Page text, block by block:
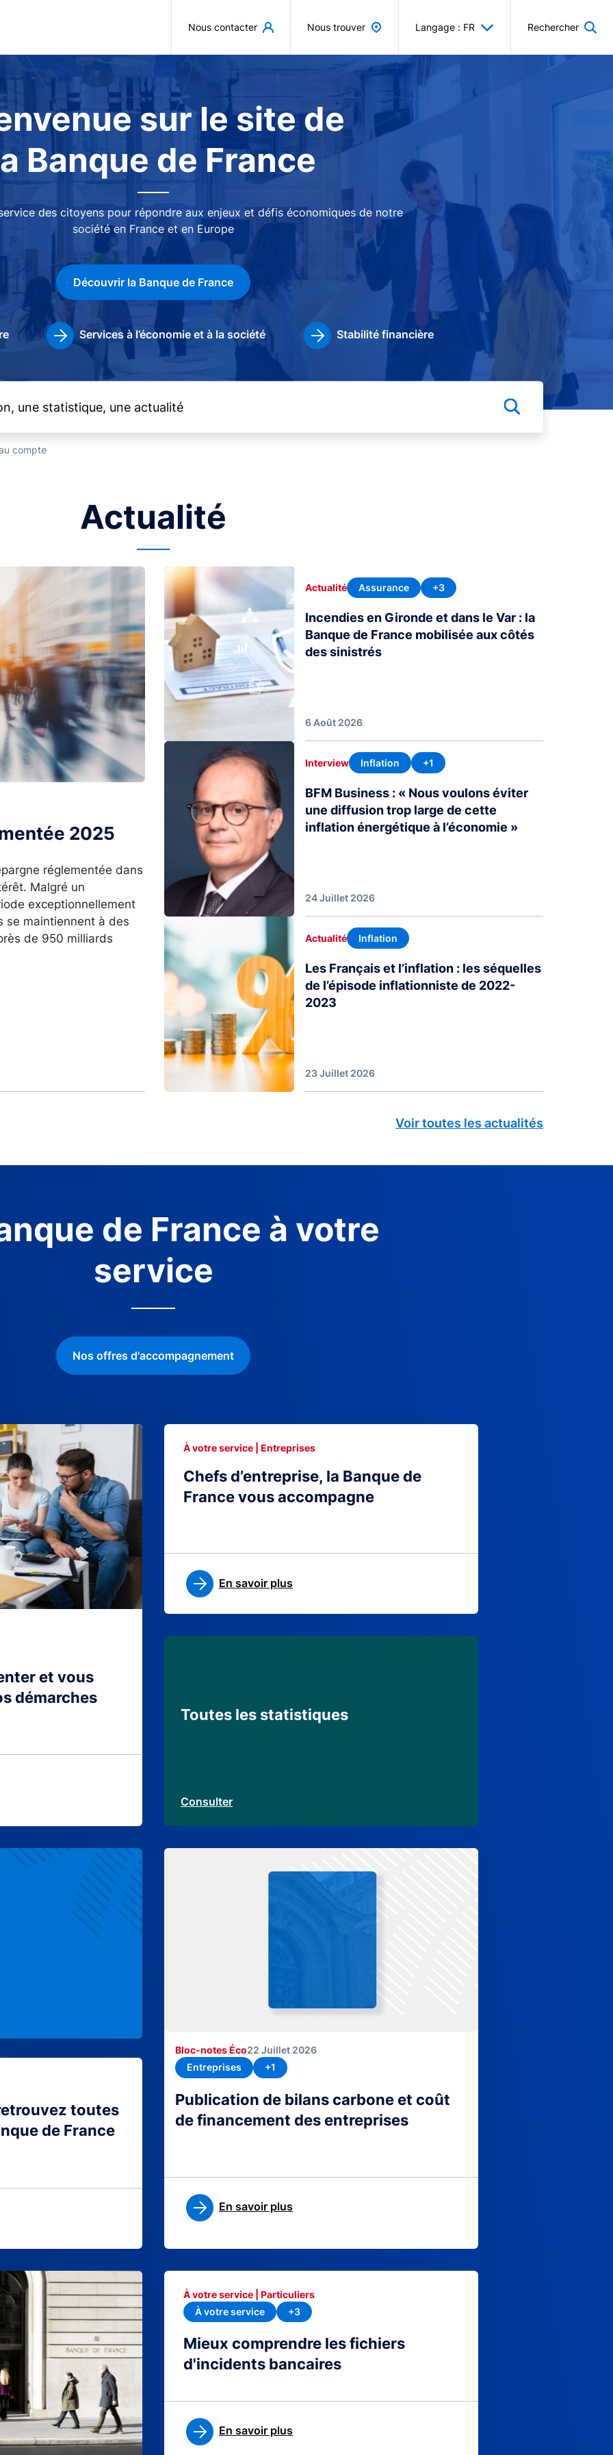
Nous contacter Nous trouver Langage : FR Rechercher
sur le site de
Banque de France
des citoyens pour répondre aux enjeux et défis économiques de notre
société en France et en Europe
Découvrir la Banque de France
Services à l’économie et à la société Stabilité financière
compte
Actualité
2025
réglementée dans
Malgré un
exceptionnellement
se maintiennent à des
de 950 milliards
Image
Actualité Assurance +3
Incendies en Gironde et dans le Var : la
Banque de France mobilisée aux côtés
des sinistrés
6 Août 2026
Interview Inflation +1
BFM Business : « Nous voulons éviter
une diffusion trop large de cette
inflation énergétique à l’économie »
24 Juillet 2026
Image
Actualité Inflation
Les Français et l’inflation : les séquelles
de l’épisode inflationniste de 2022-
2023
23 Juillet 2026
Voir toutes les actualités
de France à votre
service
Nos offres d'accompagnement
et vous
démarches
Chefs d’entreprise, la Banque de
France vous accompagne
À votre service | Entreprises
En savoir plus
Toutes les statistiques
Consulter
Publication de bilans carbone et coût
de financement des entreprises
Bloc-notes Éco22 Juillet 2026
Entreprises
+1
En savoir plus
toutes
de France
Mieux comprendre les fichiers
d'incidents bancaires
À votre service | Particuliers
À votre service
+3
En savoir plus